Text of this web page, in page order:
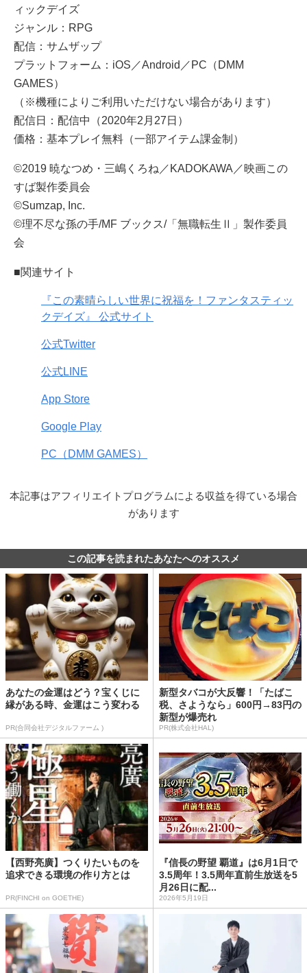
ィックデイズ
ジャンル：RPG
配信：サムザップ
プラットフォーム：iOS／Android／PC（DMM
GAMES）
（※機種によりご利用いただけない場合があります）
配信日：配信中（2020年2月27日）
価格：基本プレイ無料（一部アイテム課金制）
©2019 暁なつめ・三嶋くろね／KADOKAWA／映画この
すば製作委員会
©Sumzap, Inc.
©理不尽な孫の手/MF ブックス/「無職転生Ⅱ」製作委員
会
■関連サイト
『この素晴らしい世界に祝福を！ファンタスティッ
クデイズ』 公式サイト
公式Twitter
公式LINE
App Store
Google Play
PC（DMM GAMES）
本記事はアフィリエイトプログラムによる収益を得ている場合
があります
この記事を読まれたあなたへのオススメ
あなたの金運はどう？宝くじに
縁がある時、金運はこう変わる
PR(合同会社デジタルファーム )
新型タバコが大反響！「たばこ
税、さようなら」600円→83円の
新型が爆売れ
PR(株式会社HAL)
【西野亮廣】つくりたいものを
追求できる環境の作り方とは
PR(FINCHI on GOETHE)
『信長の野望 覇道』は6月1日で
3.5周年！3.5周年直前生放送を5
月26日に配...
2026年5月19日